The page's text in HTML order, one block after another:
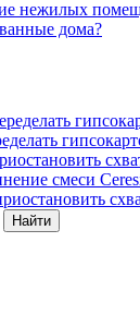
нежилых
дома?
смеси